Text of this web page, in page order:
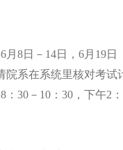
月8日－14日，6月19
系在系统里核对考试
8：30－10：30，下午2